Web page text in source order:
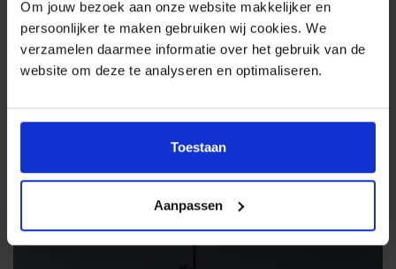
Om jouw bezoek aan onze website makkelijker en
persoonlijker te maken gebruiken wij cookies. We
verzamelen daarmee informatie over het gebruik van de
website om deze te analyseren en optimaliseren.
Toestaan
Aanpassen
Presentatie template
HTML e-mailhandtekening
Website iconen